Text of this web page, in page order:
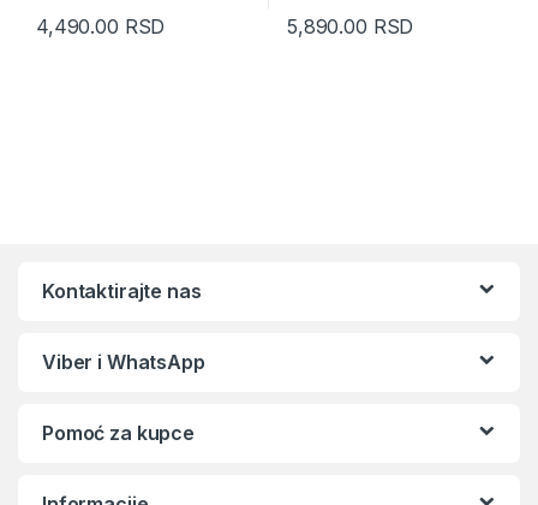
4,490.00 RSD 5,890.00 RSD
Kontaktirajte nas
Viber i WhatsApp
Pomoć za kupce